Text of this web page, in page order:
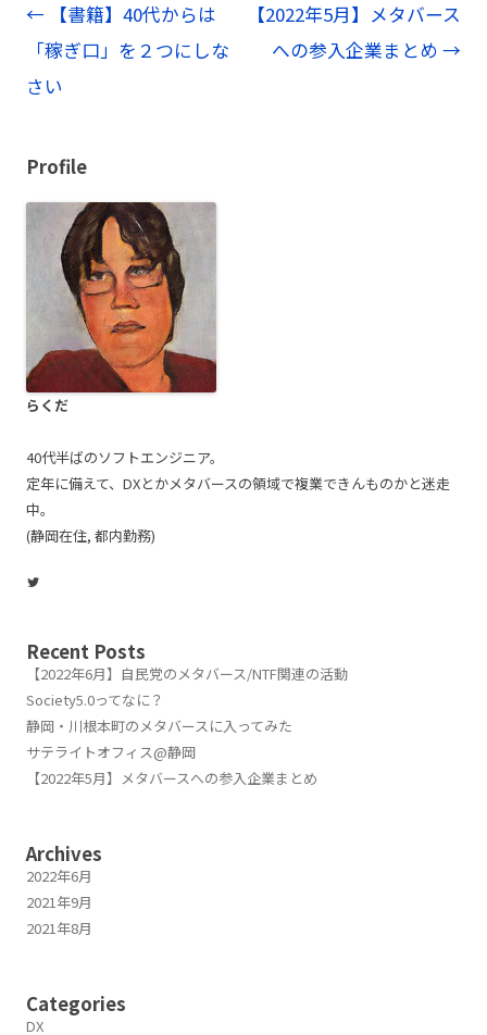
投
稿
ナ
ゲ
ン
← 【書籍】40代からは
「稼ぎ口」を２つにしな
さい
【2022年5月】メタバース
への参入企業まとめ →
Profile
らくだ
40代半ばのソフトエンジニア。
定年に備えて、DXとかメタバースの領域で複業できんものかと迷走
中。
(静岡在住, 都内勤務)
Twitter
Recent Posts
【2022年6月】自民党のメタバース/NTF関連の活動
Society5.0ってなに？
静岡・川根本町のメタバースに入ってみた
サテライトオフィス@静岡
【2022年5月】メタバースへの参入企業まとめ
Archives
2022年6月
2021年9月
2021年8月
Categories
DX